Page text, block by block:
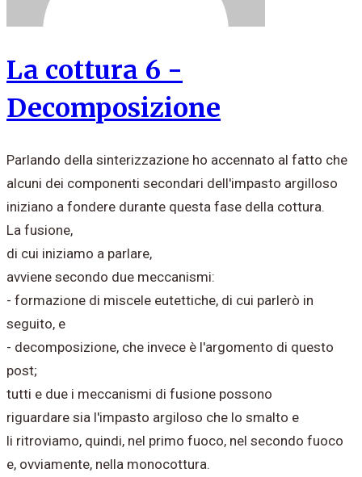
La cottura 6 -
Decomposizione
Parlando della sinterizzazione ho accennato al fatto che
alcuni dei componenti secondari dell'impasto argilloso
iniziano a fondere durante questa fase della cottura.
La fusione,
di cui iniziamo a parlare,
avviene secondo due meccanismi:
- formazione di miscele eutettiche, di cui parlerò in
seguito, e
- decomposizione, che invece è l'argomento di questo
post;
tutti e due i meccanismi di fusione possono
riguardare sia l'impasto argiloso che lo smalto e
li ritroviamo, quindi, nel primo fuoco, nel secondo fuoco
e, ovviamente, nella monocottura.